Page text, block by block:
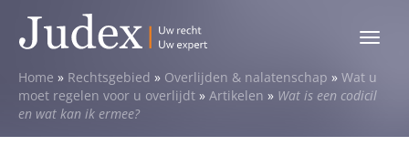
Toggle
Home » Rechtsgebied » Overlijden & nalatenschap » Wat u
moet regelen voor u overlijdt » Artikelen » Wat is een codicil
en wat kan ik ermee?